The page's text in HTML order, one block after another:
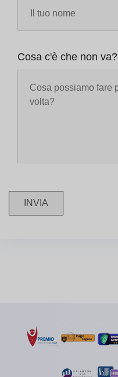
Cosa c'è che non va?
INVIA